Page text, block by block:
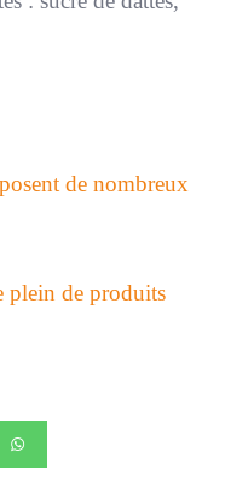
de nombreux
plein de produits